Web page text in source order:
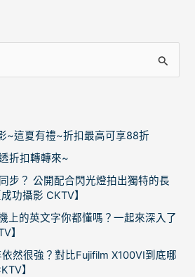
~這夏有禮~折扣最高可享88折
折扣轉轉來~
步？ 公開配合閃光燈拍出獨特的長
功攝影 CKTV】
上的英文字你都懂嗎？一起來深入了
】
然很強？對比Fujifilm X100VI到底哪
】